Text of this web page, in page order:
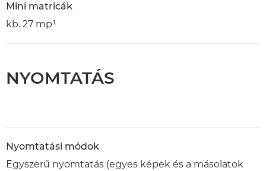
Mini matricák
kb. 27 mp¹
NYOMTATÁS
Nyomtatási módok
Egyszerű nyomtatás (egyes képek és a másolatok